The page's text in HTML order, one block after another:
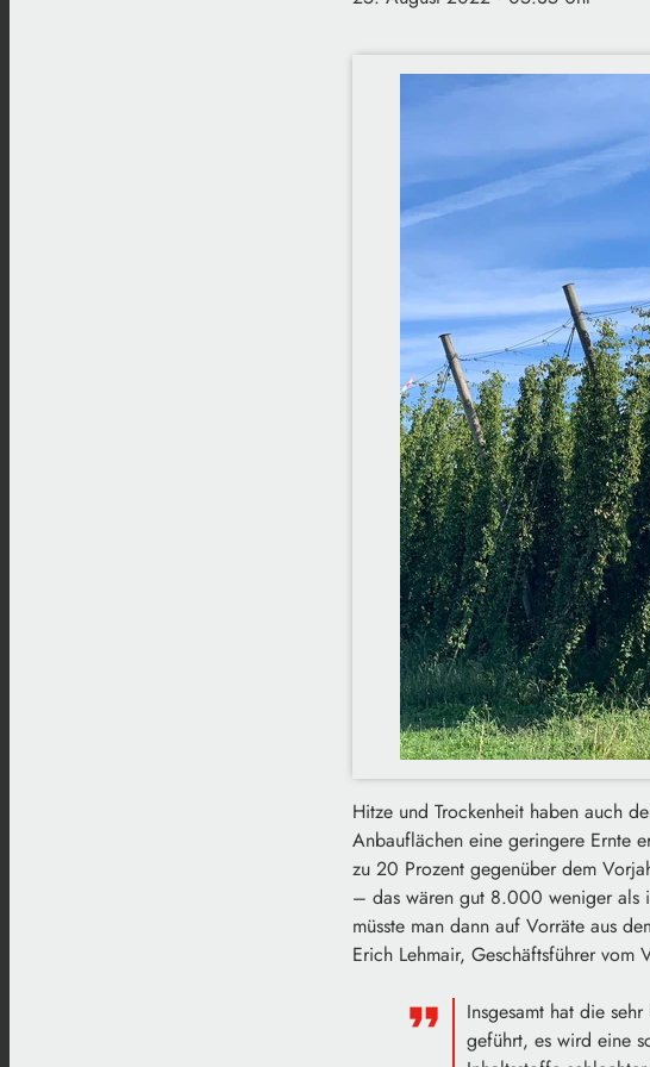
Hitze und Trockenheit haben auch
Anbauflächen eine geringere Ernte
zu 20 Prozent gegenüber dem
– das wären gut 8.000 weniger als
müsste man dann auf Vorräte aus
Erich Lehmair, Geschäftsführer vom
Insgesamt hat die
geführt, es wird eine